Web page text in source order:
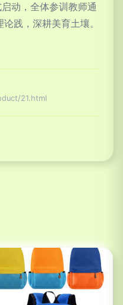
动，全体参训教师通
践，深耕美育土壤。
21.html